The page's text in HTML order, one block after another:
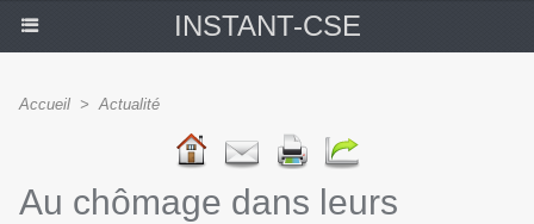
INSTANT-CSE
Accueil > Actualité
Au chômage dans leurs